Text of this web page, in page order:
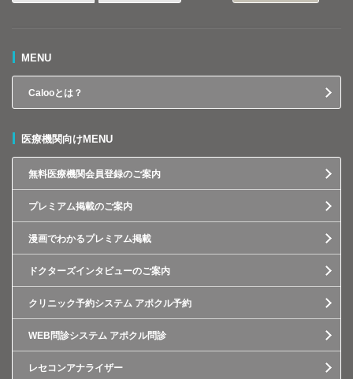
MENU
Calooとは？
医療機関向けMENU
無料医療機関会員登録のご案内
プレミアム掲載のご案内
漫画でわかるプレミアム掲載
ドクターズインタビューのご案内
クリニック予約システム アポクル予約
WEB問診システム アポクル問診
レセコンアナライザー